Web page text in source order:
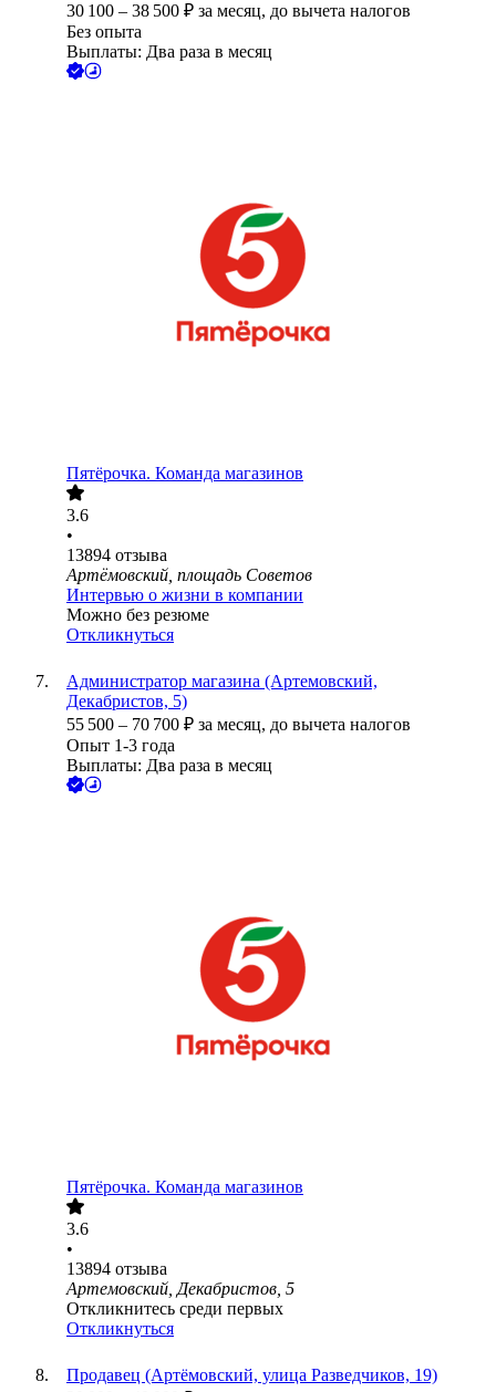
30 100 – 38 500 ₽ за месяц, до вычета налогов
Без опыта
Выплаты: Два раза в месяц
Пятёрочка. Команда магазинов
3.6
•
13894 отзыва
Артёмовский, площадь Советов
Интервью о жизни в компании
Можно без резюме
Откликнуться
Администратор магазина (Артемовский,
Декабристов, 5)
55 500 – 70 700 ₽ за месяц, до вычета налогов
Опыт 1-3 года
Выплаты: Два раза в месяц
Пятёрочка. Команда магазинов
3.6
•
13894 отзыва
Артемовский, Декабристов, 5
Откликнитесь среди первых
Откликнуться
Продавец (Артёмовский, улица Разведчиков, 19)